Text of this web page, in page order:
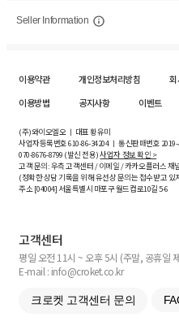
Seller Information
이용약관 개인정보처리방침
이용방법
공지사항 이벤트
(주)와이오엘오 ㅣ 대표 황유미
사업자등록번호610-86-34204ㅣ 통신판매번호
070-8676-8799 (발신 전용)사업자 정보 확인 >
고객 문의: 우측 고객센터 / 이메일 / 카카오플러스 채
(정확한 상담 기록을 위해 유선상 문의는 접수받고 있
주소 [04004] 서울특별시 마포구 월드컵로10길5-6
고객센터
평일 오전 11시 ~ 오후 5시 (주말, 공휴일
E-mail : info@croket.co.kr
크로켓 고객센터 문의